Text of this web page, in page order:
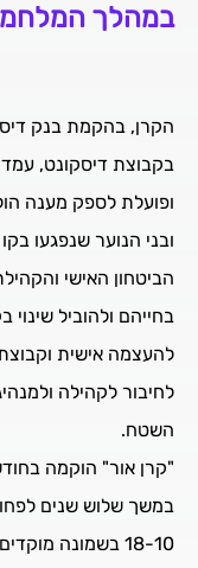
במהלך
הקרן, בהקמת בנק
ופועלת לספק מענה
ובני הנוער שנפגעו
הביטחון האישי
בחייהם ולהוביל
להעצמה אישית
לחיבור לקהילה
השטח.
במשך שלוש שנים
18-10 בשמונה